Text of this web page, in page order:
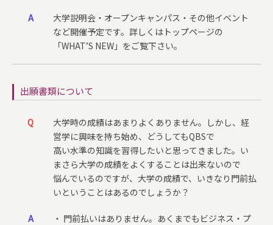
A
大学説明会・オープンキャンパス・その他イベント
など開催予定です。詳しくは トップページの
「WHAT’S NEW」をご覧下さい。
出願書類について
Q
大学時の成績はあまりよくありません。しかし、経
営学に興味を持ち始め、どうしてもQBSで
高い水準の知識を習得したいと思ってきました。い
まさら大学の成績をよくすることは出来ないので
悩んでいるのですが、大学の成績で、いきなり門前払
いということはあるのでしょうか？
A
・ 門前払いはありません。あくまでもビジネス・プ